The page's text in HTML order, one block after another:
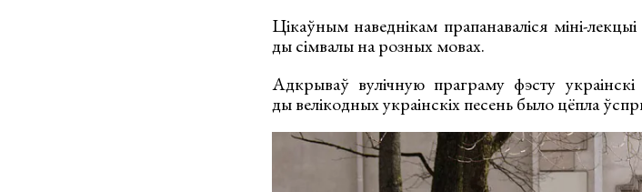
Цікаўным наведнікам прапанаваліся міні-
ды сімвалы на розных мовах.
Адкрываў вулічную праграму фэсту
ды велікодных украінскіх песень было цёпла